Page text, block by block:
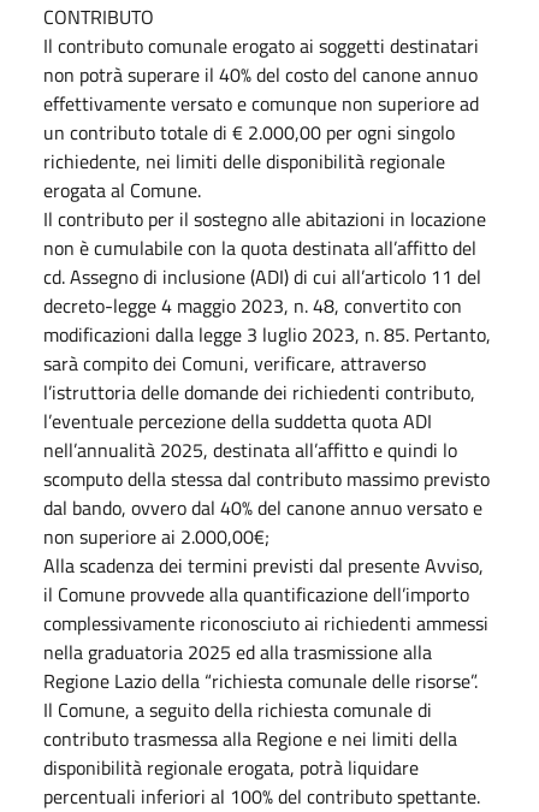
CONTRIBUTO
Il contributo comunale erogato ai soggetti destinatari
non potrà superare il 40% del costo del canone annuo
effettivamente versato e comunque non superiore ad
un contributo totale di € 2.000,00 per ogni singolo
richiedente, nei limiti delle disponibilità regionale
erogata al Comune.
Il contributo per il sostegno alle abitazioni in locazione
non è cumulabile con la quota destinata all’affitto del
cd. Assegno di inclusione (ADI) di cui all’articolo 11 del
decreto-legge 4 maggio 2023, n. 48, convertito con
modificazioni dalla legge 3 luglio 2023, n. 85. Pertanto,
sarà compito dei Comuni, verificare, attraverso
l’istruttoria delle domande dei richiedenti contributo,
l’eventuale percezione della suddetta quota ADI
nell’annualità 2025, destinata all’affitto e quindi lo
scomputo della stessa dal contributo massimo previsto
dal bando, ovvero dal 40% del canone annuo versato e
non superiore ai 2.000,00€;
Alla scadenza dei termini previsti dal presente Avviso,
il Comune provvede alla quantificazione dell’importo
complessivamente riconosciuto ai richiedenti ammessi
nella graduatoria 2025 ed alla trasmissione alla
Regione Lazio della “richiesta comunale delle risorse”.
Il Comune, a seguito della richiesta comunale di
contributo trasmessa alla Regione e nei limiti della
disponibilità regionale erogata, potrà liquidare
percentuali inferiori al 100% del contributo spettante.